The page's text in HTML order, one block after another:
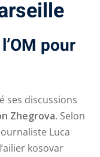
pour
ses discussions
Zhegrova. Selon
Luca
kosovar